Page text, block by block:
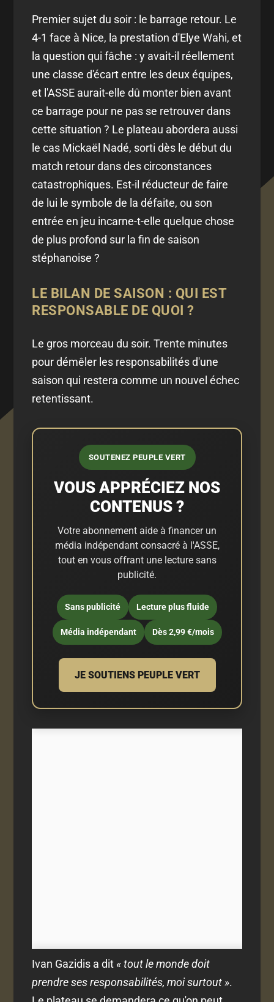
Premier sujet du soir : le barrage retour. Le
4-1 face à Nice, la prestation d'Elye Wahi, et
la question qui fâche : y avait-il réellement
une classe d'écart entre les deux équipes,
et l'ASSE aurait-elle dû monter bien avant
ce barrage pour ne pas se retrouver dans
cette situation ? Le plateau abordera aussi
le cas Mickaël Nadé, sorti dès le début du
match retour dans des circonstances
catastrophiques. Est-il réducteur de faire
de lui le symbole de la défaite, ou son
entrée en jeu incarne-t-elle quelque chose
de plus profond sur la fin de saison
stéphanoise ?
LE BILAN DE SAISON : QUI EST
RESPONSABLE DE QUOI ?
Le gros morceau du soir. Trente minutes
pour démêler les responsabilités d'une
saison qui restera comme un nouvel échec
retentissant.
SOUTENEZ PEUPLE VERT
VOUS APPRÉCIEZ NOS
CONTENUS ?
Votre abonnement aide à financer un
média indépendant consacré à l'ASSE,
tout en vous offrant une lecture sans
publicité.
Sans publicité Lecture plus fluide
Média indépendant Dès 2,99 €/mois
JE SOUTIENS PEUPLE VERT
Ivan Gazidis a dit« tout le monde doit
prendre ses responsabilités, moi surtout ».